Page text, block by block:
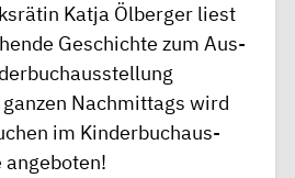
Katja Ölb­erg­er liest
Ge­schic­hte zum Aus­
Nac­hmit­tags wird
im Kin­derb­uc­haus­